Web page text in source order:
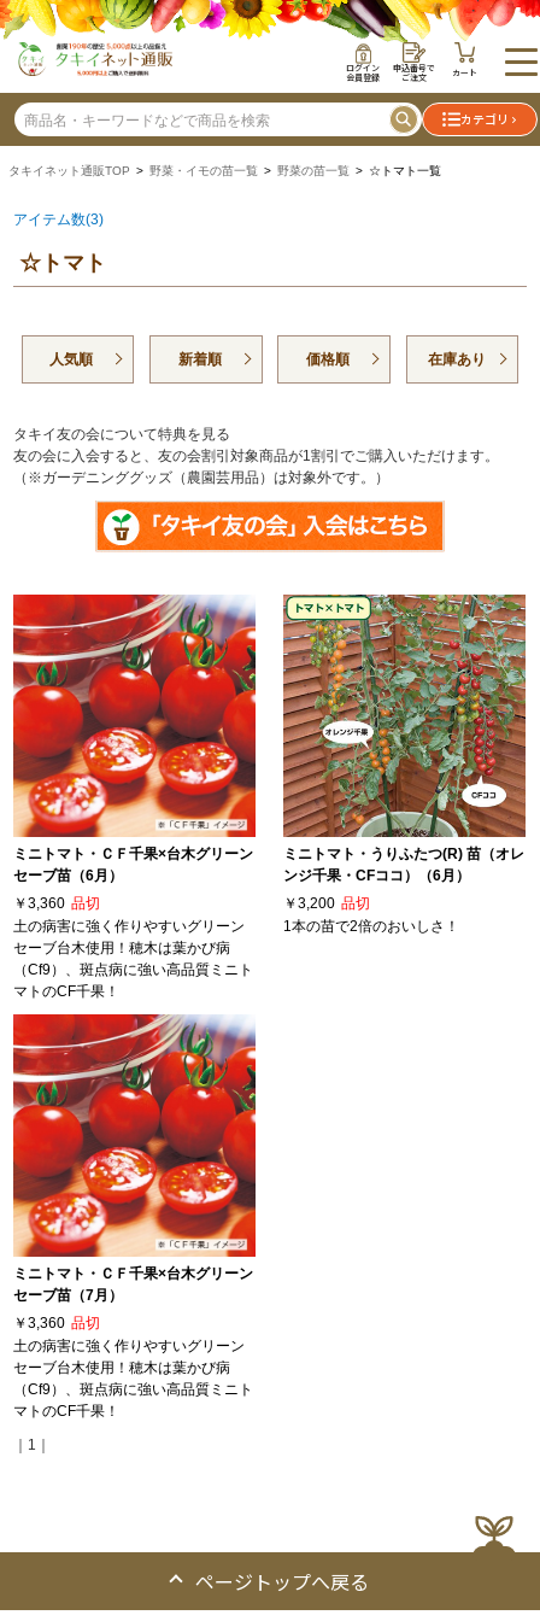
ログイン
会員登録
申込番号で
ご注文 カート
カテゴリ
タキイネット通販TOP > 野菜・イモの苗一覧 > 野菜の苗一覧 > ☆トマト一覧
アイテム数(3)
☆トマト
人気順 新着順 価格順 在庫あり
タキイ友の会について特典を見る
友の会に入会すると、友の会割引対象商品が1割引でご購入いただけます。
（※ガーデニンググッズ（農園芸用品）は対象外です。）
ミニトマト・ＣＦ千果×台木グリーン
セーブ苗（6月）
￥3,360 品切
土の病害に強く作りやすいグリーン
セーブ台木使用！穂木は葉かび病
（Cf9）、斑点病に強い高品質ミニト
マトのCF千果！
ミニトマト・うりふたつ(R) 苗（オレ
ンジ千果・CFココ）（6月）
￥3,200 品切
1本の苗で2倍のおいしさ！
ミニトマト・ＣＦ千果×台木グリーン
セーブ苗（7月）
￥3,360 品切
土の病害に強く作りやすいグリーン
セーブ台木使用！穂木は葉かび病
（Cf9）、斑点病に強い高品質ミニト
マトのCF千果！
｜1｜
ページトップへ戻る